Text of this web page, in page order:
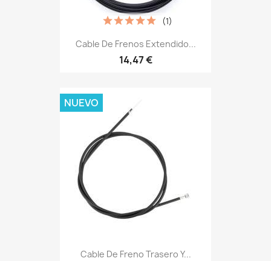
Cable De Frenos Extendido...
14,47 €
(1)
Cable De Freno Trasero Y...
NUEVO